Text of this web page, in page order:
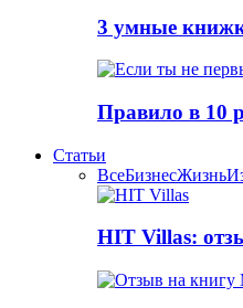
3 умные
Правило в 10
Статьи
ВсеБизнесЖизнь
HIT Villas: